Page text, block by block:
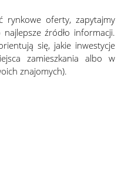
rynkowe oferty, zapytajmy
źródło informacji.
się, jakie inwestycje
zamieszkania albo w
znajomych).